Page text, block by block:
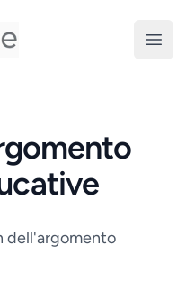
dell'argomento